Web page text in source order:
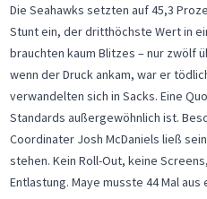
Die Seahawks setzten auf 45,3
Stunt ein, der dritthöchste Wert in
brauchten kaum Blitzes – nur zwölf
wenn der Druck ankam, war er
verwandelten sich in Sacks. Eine
Standards außergewöhnlich ist.
Coordinater Josh McDaniels ließ
stehen. Kein Roll-Out, keine
Entlastung. Maye musste 44 Mal